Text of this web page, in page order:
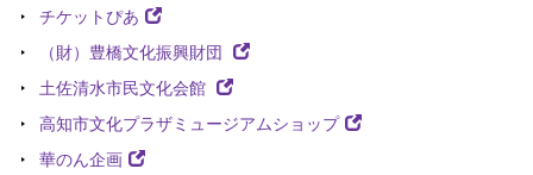
チケットぴあ
（財）豊橋文化振興財団
土佐清水市民文化会館
高知市文化プラザミュージアムショップ
華のん企画